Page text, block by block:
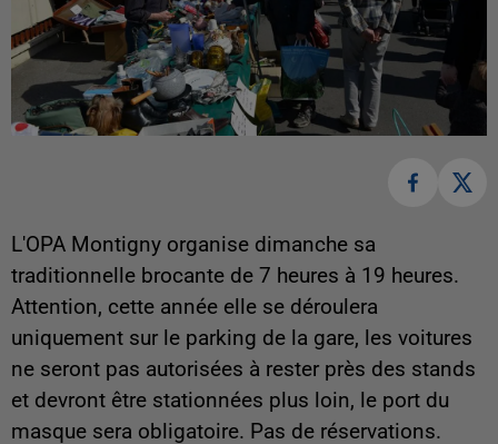
L'OPA Montigny organise dimanche sa
traditionnelle brocante de 7 heures à 19 heures.
Attention, cette année elle se déroulera
uniquement sur le parking de la gare, les voitures
ne seront pas autorisées à rester près des stands
et devront être stationnées plus loin, le port du
masque sera obligatoire. Pas de réservations.